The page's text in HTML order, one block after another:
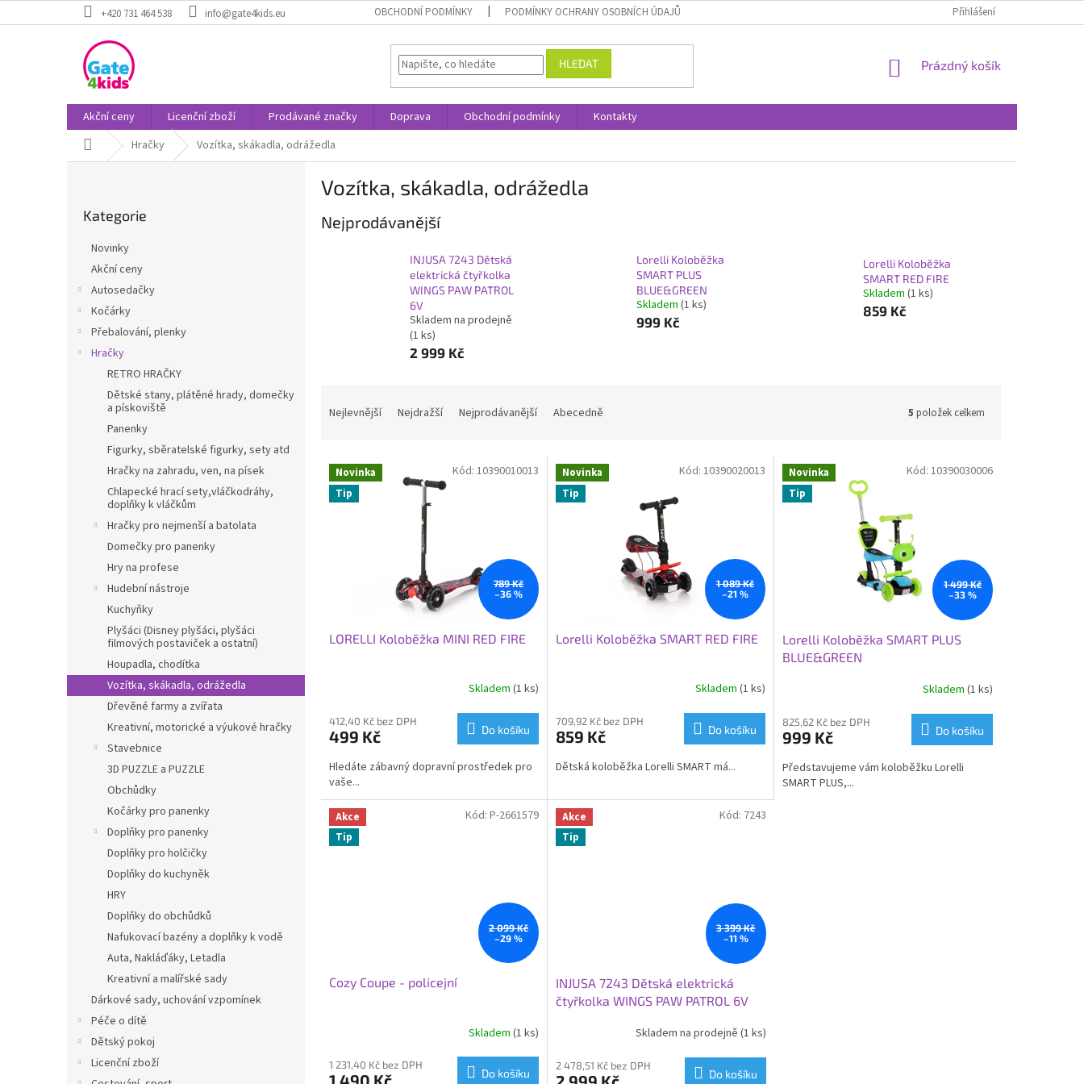
na
+420 731 464 538 info@gate4kids.eu OBCHODNÍ PODMÍNKY PODMÍNKY OCHRANY OSOBNÍCH ÚDAJŮ Přihlášení
HLEDAT
NÁKUPNÍ
Prázdný košík
Akční ceny Licenční zboží Prodávané značky Doprava Obchodní podmínky
Kontakty
Domů Hračky Vozítka, skákadla, odrážedla
kategorie
Kategorie
Novinky
Akční ceny
Autosedačky
Kočárky
Přebalování, plenky
Hračky
RETRO HRAČKY
Dětské stany, plátěné hrady, domečky
a pískoviště
Panenky
Figurky, sběratelské figurky, sety atd
Hračky na zahradu, ven, na písek
Chlapecké hrací sety,vláčkodráhy,
doplňky k vláčkům
Hračky pro nejmenší a batolata
Domečky pro panenky
Hry na profese
Hudební nástroje
Kuchyňky
Plyšáci (Disney plyšáci, plyšáci
filmových postaviček a ostatní)
Houpadla, chodítka
Vozítka, skákadla, odrážedla
Dřevěné farmy a zvířata
Kreativní, motorické a výukové hračky
Stavebnice
3D PUZZLE a PUZZLE
Obchůdky
Kočárky pro panenky
Doplňky pro panenky
Doplňky pro holčičky
Doplňky do kuchyněk
HRY
Doplňky do obchůdků
Nafukovací bazény a doplňky k vodě
Auta, Nakláďáky, Letadla
Kreativní a malířské sady
Dárkové sady, uchování vzpomínek
Péče o dítě
Dětský pokoj
Licenční zboží
Vozítka, skákadla, odrážedla
Nejprodávanější
INJUSA 7243 Dětská
elektrická čtyřkolka
WINGS PAW PATROL
6V
Skladem na prodejně
(1 ks)
2 999 Kč
Lorelli Koloběžka
SMART PLUS
BLUE&GREEN
Skladem (1 ks)
999 Kč
Lorelli Koloběžka
SMART RED FIRE
Skladem (1 ks)
859 Kč
n
p
Nejlevnější Nejdražší Nejprodávanější Abecedně 5 položek celkem
V
p
Novinka
Tip
789 Kč
–36 %
LORELLI Koloběžka MINI RED FIRE
Skladem (1 ks)
412,40 Kč bez DPH
499 Kč Do košíku
Hledáte zábavný dopravní prostředek pro
vaše...
Kód: 10390010013
Novinka
Tip
1 089 Kč
–21 %
Lorelli Koloběžka SMART RED FIRE
Skladem (1 ks)
709,92 Kč bez DPH
859 Kč Do košíku
Dětská koloběžka Lorelli SMART má...
Kód: 10390020013
Novinka
Tip
1 499 Kč
–33 %
Lorelli Koloběžka SMART PLUS
BLUE&GREEN
Skladem (1 ks)
825,62 Kč bez DPH
999 Kč Do košíku
Představujeme vám koloběžku Lorelli
SMART PLUS,...
Kód: 10390030006
Akce
Tip
2 099 Kč
–29 %
Cozy Coupe - policejní
Skladem (1 ks)
1 231,40 Kč bez DPH
1 490 Kč Do košíku
Kód: P-2661579
Akce
Tip
3 399 Kč
–11 %
INJUSA 7243 Dětská elektrická
čtyřkolka WINGS PAW PATROL 6V
Skladem na prodejně (1 ks)
2 478,51 Kč bez DPH
Do košíku
Kód: 7243